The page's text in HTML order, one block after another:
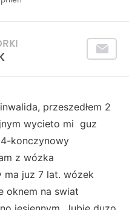
przeszedłem 2
wycieto mi guz
konczynowy
z wózka
juz 7 lat. wózek
oknem na swiat